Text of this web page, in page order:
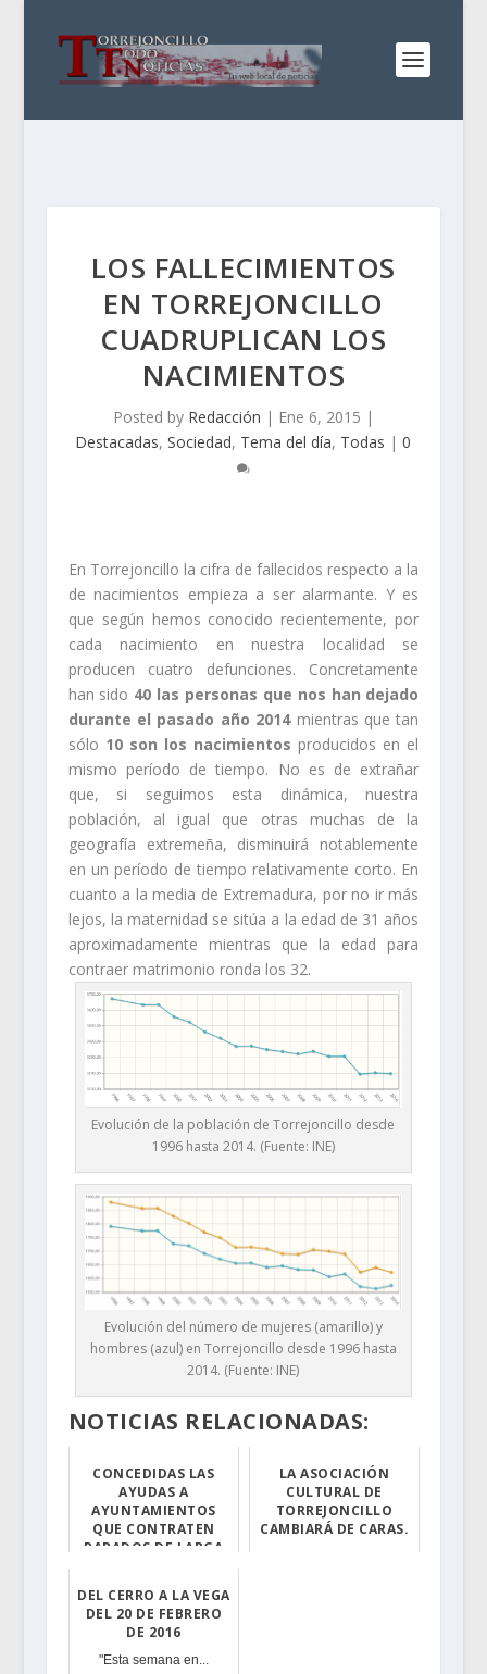
LOS FALLECIMIENTOS
EN TORREJONCILLO
CUADRUPLICAN LOS
NACIMIENTOS
Posted by Redacción | Ene 6, 2015 |
Destacadas,Sociedad, Tema del día, Todas |0
En Torrejoncillo la cifra de fallecidos respecto a la
de nacimientos empieza a ser alarmante. Y es
que según hemos conocido recientemente, por
cada nacimiento en nuestra localidad se
producen cuatro defunciones. Concretamente
han sido 40 las personas que nos han dejado
durante el pasado año 2014mientras que tan
sólo 10 son los nacimientos producidos en el
mismo período de tiempo. No es de extrañar
que, si seguimos esta dinámica, nuestra
población, al igual que otras muchas de la
geografía extremeña, disminuirá notablemente
en un período de tiempo relativamente corto. En
cuanto a la media de Extremadura, por no ir más
lejos, la maternidad se sitúa a la edad de 31 años
aproximadamente mientras que la edad para
contraer matrimonio ronda los 32.
Evolución de la población de Torrejoncillo desde
1996 hasta 2014. (Fuente: INE)
Evolución del número de mujeres (amarillo) y
hombres (azul) en Torrejoncillo desde 1996 hasta
2014. (Fuente: INE)
NOTICIAS RELACIONADAS:
CONCEDIDAS LAS
AYUDAS A
AYUNTAMIENTOS
QUE CONTRATEN
PARADOS DE LARGA
La Consejería d...
LA ASOCIACIÓN
CULTURAL DE
TORREJONCILLO
CAMBIARÁ DE CARAS.
DEL CERRO A LA VEGA
DEL 20 DE FEBRERO
DE 2016
"Esta semana en...